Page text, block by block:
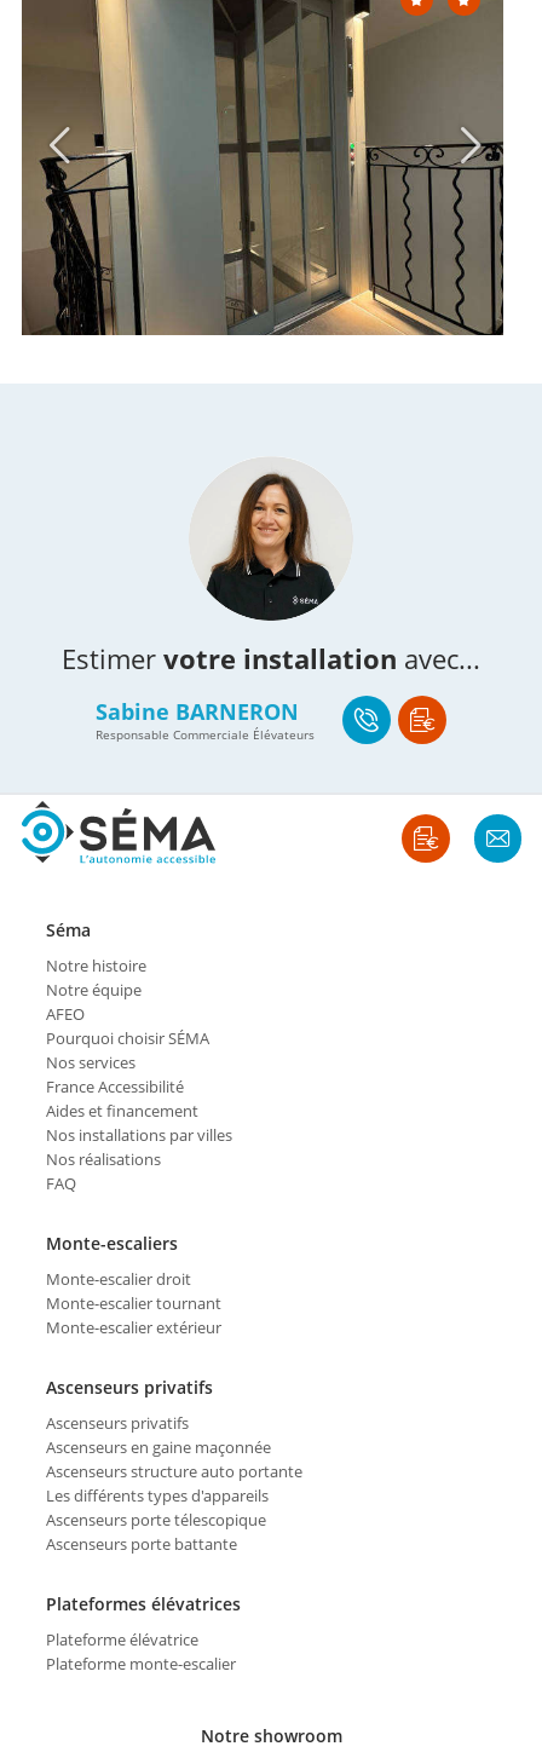
Estimer votre installation avec...
Sabine BARNERON
Responsable Commerciale Élévateurs
Notre showroom
Séma
Notre histoire
Notre équipe
AFEO
Pourquoi choisir SÉMA
Nos services
France Accessibilité
Aides et financement
Nos installations par villes
Nos réalisations
FAQ
Monte-escaliers
Monte-escalier droit
Monte-escalier tournant
Monte-escalier extérieur
Ascenseurs privatifs
Ascenseurs privatifs
Ascenseurs en gaine maçonnée
Ascenseurs structure auto portante
Les différents types d'appareils
Ascenseurs porte télescopique
Ascenseurs porte battante
Plateformes élévatrices
Plateforme élévatrice
Plateforme monte-escalier